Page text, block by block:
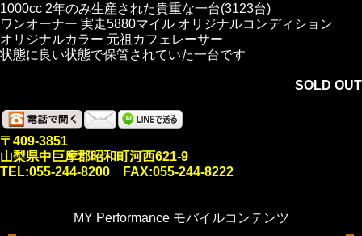
1000cc 2年のみ生産された貴重な一台(3123台)
ワンオーナー 実走5880マイル オリジナルコンディション
オリジナルカラー 元祖カフェレーサー
状態に良い状態で保管されていた一台です
SOLD OUT
〒409-3851
山梨県中巨摩郡昭和町河西621-9
TEL:055-244-8200 FAX:055-244-8222
MY Performance モバイルコンテンツ